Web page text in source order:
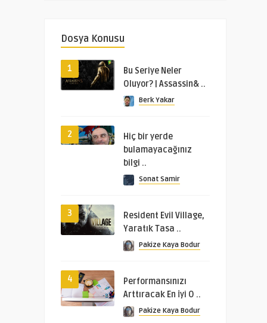
Dosya Konusu
1
Bu Seriye Neler
Oluyor? | Assassin& ..
Berk Yakar
2
Hiç bir yerde
bulamayacağınız
bilgi ..
Sonat Samir
3
Resident Evil Village,
Yaratık Tasa ..
Pakize Kaya Bodur
4
Performansınızı
Arttıracak En İyi O ..
Pakize Kaya Bodur